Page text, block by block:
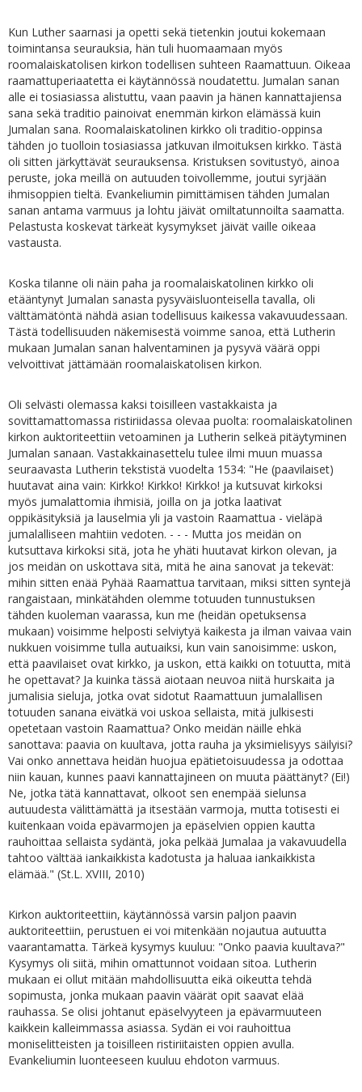
Kun Luther saarnasi ja opetti sekä tietenkin joutui kokemaan
toimintansa seurauksia, hän tuli huomaamaan myös
roomalaiskatolisen kirkon todellisen suhteen Raamattuun. Oikeaa
raamattuperiaatetta ei käytännössä noudatettu. Jumalan sanan
alle ei tosiasiassa alistuttu, vaan paavin ja hänen kannattajiensa
sana sekä traditio painoivat enemmän kirkon elämässä kuin
Jumalan sana. Roomalaiskatolinen kirkko oli traditio-oppinsa
tähden jo tuolloin tosiasiassa jatkuvan ilmoituksen kirkko. Tästä
oli sitten järkyttävät seurauksensa. Kristuksen sovitustyö, ainoa
peruste, joka meillä on autuuden toivollemme, joutui syrjään
ihmisoppien tieltä. Evankeliumin pimittämisen tähden Jumalan
sanan antama varmuus ja lohtu jäivät omiltatunnoilta saamatta.
Pelastusta koskevat tärkeät kysymykset jäivät vaille oikeaa
vastausta.
Koska tilanne oli näin paha ja roomalaiskatolinen kirkko oli
etääntynyt Jumalan sanasta pysyväisluonteisella tavalla, oli
välttämätöntä nähdä asian todellisuus kaikessa vakavuudessaan.
Tästä todellisuuden näkemisestä voimme sanoa, että Lutherin
mukaan Jumalan sanan halventaminen ja pysyvä väärä oppi
velvoittivat jättämään roomalaiskatolisen kirkon.
Oli selvästi olemassa kaksi toisilleen vastakkaista ja
sovittamattomassa ristiriidassa olevaa puolta: roomalaiskatolinen
kirkon auktoriteettiin vetoaminen ja Lutherin selkeä pitäytyminen
Jumalan sanaan. Vastakkainasettelu tulee ilmi muun muassa
seuraavasta Lutherin tekstistä vuodelta 1534: "He (paavilaiset)
huutavat aina vain: Kirkko! Kirkko! Kirkko! ja kutsuvat kirkoksi
myös jumalattomia ihmisiä, joilla on ja jotka laativat
oppikäsityksiä ja lauselmia yli ja vastoin Raamattua - vieläpä
jumalalliseen mahtiin vedoten. - - - Mutta jos meidän on
kutsuttava kirkoksi sitä, jota he yhäti huutavat kirkon olevan, ja
jos meidän on uskottava sitä, mitä he aina sanovat ja tekevät:
mihin sitten enää Pyhää Raamattua tarvitaan, miksi sitten syntejä
rangaistaan, minkätähden olemme totuuden tunnustuksen
tähden kuoleman vaarassa, kun me (heidän opetuksensa
mukaan) voisimme helposti selviytyä kaikesta ja ilman vaivaa vain
nukkuen voisimme tulla autuaiksi, kun vain sanoisimme: uskon,
että paavilaiset ovat kirkko, ja uskon, että kaikki on totuutta, mitä
he opettavat? Ja kuinka tässä aiotaan neuvoa niitä hurskaita ja
jumalisia sieluja, jotka ovat sidotut Raamattuun jumalallisen
totuuden sanana eivätkä voi uskoa sellaista, mitä julkisesti
opetetaan vastoin Raamattua? Onko meidän näille ehkä
sanottava: paavia on kuultava, jotta rauha ja yksimielisyys säilyisi?
Vai onko annettava heidän huojua epätietoisuudessa ja odottaa
niin kauan, kunnes paavi kannattajineen on muuta päättänyt? (Ei!)
Ne, jotka tätä kannattavat, olkoot sen enempää sielunsa
autuudesta välittämättä ja itsestään varmoja, mutta totisesti ei
kuitenkaan voida epävarmojen ja epäselvien oppien kautta
rauhoittaa sellaista sydäntä, joka pelkää Jumalaa ja vakavuudella
tahtoo välttää iankaikkista kadotusta ja haluaa iankaikkista
elämää." (St.L. XVIII, 2010)
Kirkon auktoriteettiin, käytännössä varsin paljon paavin
auktoriteettiin, perustuen ei voi mitenkään nojautua autuutta
vaarantamatta. Tärkeä kysymys kuuluu: "Onko paavia kuultava?"
Kysymys oli siitä, mihin omattunnot voidaan sitoa. Lutherin
mukaan ei ollut mitään mahdollisuutta eikä oikeutta tehdä
sopimusta, jonka mukaan paavin väärät opit saavat elää
rauhassa. Se olisi johtanut epäselvyyteen ja epävarmuuteen
kaikkein kalleimmassa asiassa. Sydän ei voi rauhoittua
moniselitteisten ja toisilleen ristiriitaisten oppien avulla.
Evankeliumin luonteeseen kuuluu ehdoton varmuus.